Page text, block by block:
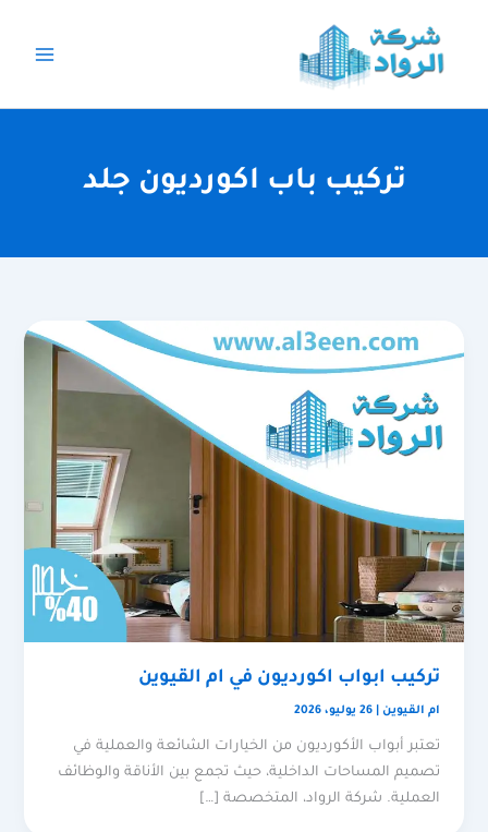
المحتوى
تركيب باب اكورديون جلد
تركيب ابواب اكورديون في ام القيوين
ام القيوين |26 يوليو، 2026
تعتبر أبواب الأكورديون من الخيارات الشائعة والعملية في
تصميم المساحات الداخلية، حيث تجمع بين الأناقة والوظائف
العملية. شركة الرواد، المتخصصة […]